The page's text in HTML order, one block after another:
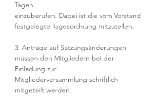
Tagen
einzuberufen. Dabei ist die vom Vorstand
festgelegte Tagesordnung mitzuteilen.
3. Anträge auf Satzungsänderungen
müssen den Mitgliedern bei der
Einladung zur
Mitgliederversammlung schriftlich
mitgeteilt werden.